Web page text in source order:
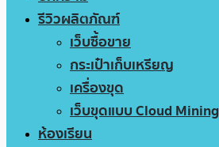
รีวิวผลิตภัณฑ์
เว็บซื้อขาย
กระเป๋าเก็บเหรียญ
เครื่องขุด
เว็บขุดแบบ Cloud Mining
ห้องเรียน